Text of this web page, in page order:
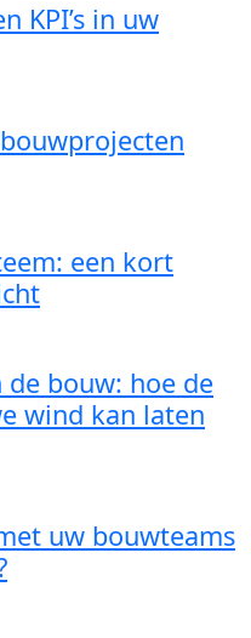
KPI’s in uw
een kort
bouw: hoe de
wind kan laten
uw bouwteams